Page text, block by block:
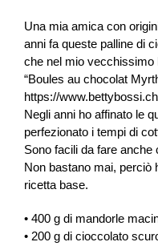
Una mia amica con
anni fa queste palline di
che nel mio vecchissimo
“Boules au chocolat
https://
Negli anni ho affinato le
perfezionato i tempi di
Sono facili da fare anche
Non bastano mai, perciò
ricetta base.
• 400 g di mandorle
• 200 g di cioccolato